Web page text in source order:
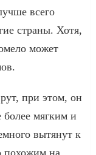
всего
страны. Хотя,
может
при этом, он
более мягким и
вытянут к
похожим на